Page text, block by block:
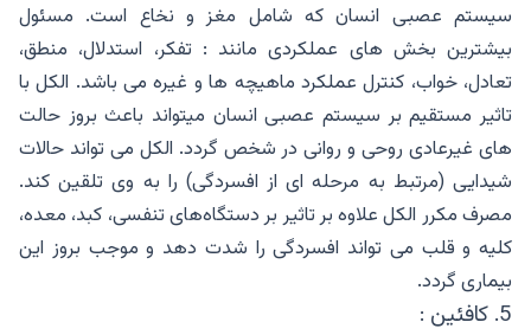
سیستم عصبی انسان که شامل مغز و نخاع است. مسئول
بیشترین بخش های عملکردی مانند : تفکر، استدلال، منطق،
تعادل، خواب، کنترل عملکرد ماهیچه ها و غیره می باشد. الکل با
تاثیر مستقیم بر سیستم عصبی انسان میتواند باعث بروز حالت
های غیرعادی روحی و روانی در شخص گردد. الکل می تواند حالات
شیدایی (مرتبط به مرحله ای از افسردگی) را به وی تلقین کند.
مصرف مکرر الکل علاوه بر تاثیر بر دستگاه‌های تنفسی، کبد، معده،
کلیه و قلب می تواند افسردگی را شدت دهد و موجب بروز این
بیماری گردد.
5. کافئین :